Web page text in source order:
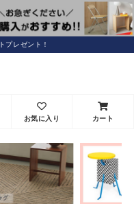
プレゼント！
お気に入り カート